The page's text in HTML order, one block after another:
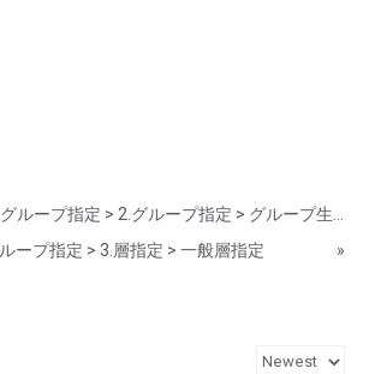
ープ指定 > 3.層指定 > 一般層指定
»